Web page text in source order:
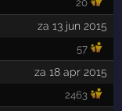
20
za 13 jun 2015
57
za 18 apr 2015
2463